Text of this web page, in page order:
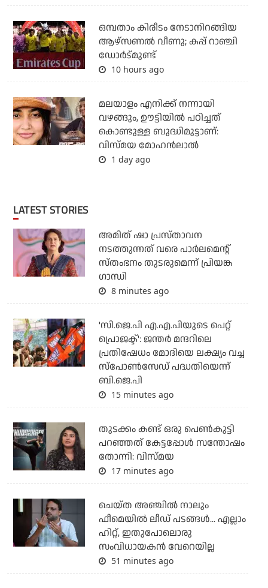
ഒമ്പതാം കിരീടം നേടാനിറങ്ങിയ
ആഴ്സണല്‍ വീണു; കപ്പ് റാഞ്ചി
ഡോര്‍ട്മുണ്ട്
10 hours ago
മലയാളം എനിക്ക് നന്നായി
വഴങ്ങും, ഊട്ടിയില്‍ പഠിച്ചത്
കൊണ്ടുള്ള ബുദ്ധിമുട്ടാണ്:
വിസ്മയ മോഹന്‍ലാല്‍
1 day ago
LATEST STORIES
അമിത് ഷാ പ്രസ്താവന
നടത്തുന്നത് വരെ പാര്‍ലമെന്റ്
സ്തംഭനം തുടരുമെന്ന് പ്രിയങ്ക
ഗാന്ധി
8 minutes ago
'സി.ജെ.പി എ.എ.പിയുടെ പെറ്റ്
പ്രൊജക്ട്': ജന്തര്‍ മന്ദറിലെ
പ്രതിഷേധം മോദിയെ ലക്ഷ്യം വച്ച
സ്‌പോണ്‍സേഡ് പദ്ധതിയെന്ന്
ബി.ജെ.പി
15 minutes ago
തുടക്കം കണ്ട് ഒരു പെൺകുട്ടി
പറഞ്ഞത് കേട്ടപ്പോൾ സന്തോഷം
തോന്നി: വിസ്മയ
17 minutes ago
ചെയ്ത അഞ്ചില്‍ നാലും
ഫീമെയില്‍ ലീഡ് പടങ്ങള്‍... എല്ലാം
ഹിറ്റ്, ഇതുപോലൊരു
സംവിധായകന്‍ വേറെയില്ല
51 minutes ago